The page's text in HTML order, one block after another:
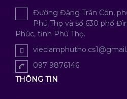
Đường Đặng Trần Côn,
Phú Thọ và số 630 phố
Phúc, tỉnh Phú Thọ.
097 9876146
THÔNG TIN